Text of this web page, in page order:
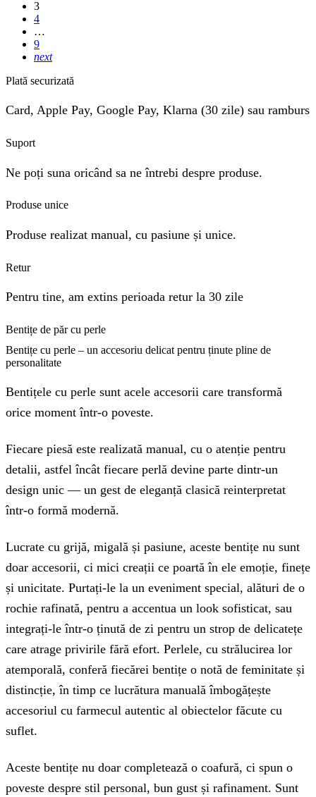
3
4
…
9
next
Plată securizată
Card, Apple Pay, Google Pay, Klarna (30 zile) sau ramburs
Suport
Ne poți suna oricând sa ne întrebi despre produse.
Produse unice
Produse realizat manual, cu pasiune și unice.
Retur
Pentru tine, am extins perioada retur la 30 zile
Bentițe de păr cu perle
Bentițe cu perle – un accesoriu delicat pentru ținute pline de
personalitate
Bentițele cu perle sunt acele accesorii care transformă
orice moment într-o poveste.
Fiecare piesă este realizată manual, cu o atenție pentru
detalii, astfel încât fiecare perlă devine parte dintr-un
design unic — un gest de eleganță clasică reinterpretat
într-o formă modernă.
Lucrate cu grijă, migală și pasiune, aceste bentițe nu sunt
doar accesorii, ci mici creații ce poartă în ele emoție, finețe
și unicitate. Purtați-le la un eveniment special, alături de o
rochie rafinată, pentru a accentua un look sofisticat, sau
integrați-le într-o ținută de zi pentru un strop de delicatețe
care atrage privirile fără efort. Perlele, cu strălucirea lor
atemporală, conferă fiecărei bentițe o notă de feminitate și
distincție, în timp ce lucrătura manuală îmbogățește
accesoriul cu farmecul autentic al obiectelor făcute cu
suflet.
Aceste bentițe nu doar completează o coafură, ci spun o
poveste despre stil personal, bun gust și rafinament. Sunt